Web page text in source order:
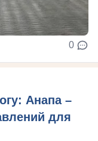
0
Анапа –
для